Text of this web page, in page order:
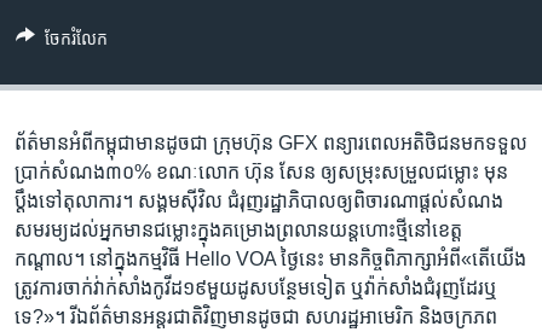
ចូល​
ទំព័រ​
រក
បណ្តាញ​សង្គម
ភាសា
ចែករំលែក
ព័ត៌មាន​អំពី​កម្ពុជា​មាន​ដូចជា ក្រុមហ៊ុន GFX ពន្យារ​ពេល​អតិថិជន​មក​ទទួល​
ប្រាក់​សំណង​៣០% ខណៈ​លោក ហ៊ុន សែន ឲ្យ​សម្រុះសម្រួល​ជម្លោះ មុន​
ប្តឹង​ទៅ​តុលាការ។ សង្គម​ស៊ីវិល ជំរុញ​រដ្ឋាភិបាល​ឲ្យ​ពិចារណា​ផ្តល់​សំណង​
សមរម្យ​ដល់​អ្នក​មាន​ជម្លោះ​ក្នុង​គម្រោង​ព្រលាន​យន្តហោះ​ថ្មី​នៅ​ខេត្ត
កណ្តាល។ នៅក្នុង​កម្មវិធី Hello VOA ថ្ងៃនេះ មាន​កិច្ចពិភាក្សា​អំពី​«តើ​យើង​
ត្រូវការ​ចាក់​វ់ាក់សាំង​កូវីដ១៩​មួយ​ដូស​បន្ថែម​ទៀត ឬ​វ៉ាក់សាំង​ជំរុញ​ដែរ​ឬ​
ទេ?»។ រីឯ​ព័ត៌មាន​អន្តរជាតិ​វិញ​មាន​ដូចជា សហរដ្ឋ​អាមេរិក និង​ចក្រភព​